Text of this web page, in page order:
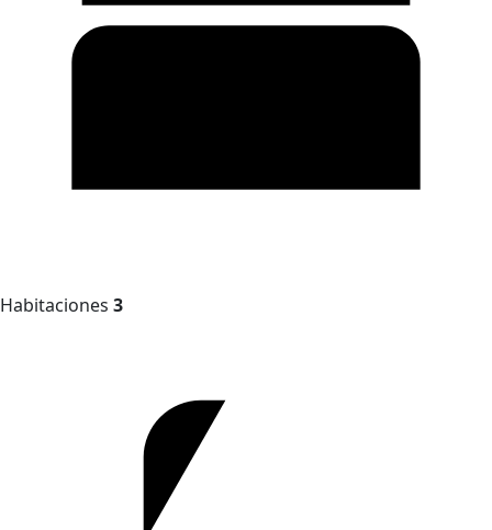
Habitaciones 3